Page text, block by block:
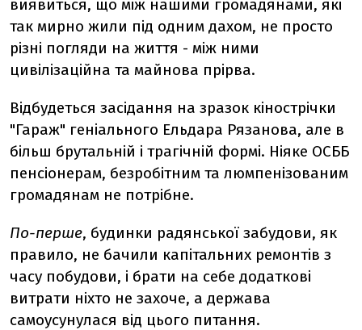
виявиться, що між нашими громадянами, які
так мирно жили під одним дахом, не просто
різні погляди на життя - між ними
цивілізаційна та майнова прірва.
Відбудеться засідання на зразок кінострічки
"Гараж" геніального Ельдара Рязанова, але в
більш брутальній і трагічній формі. Ніяке ОСББ
пенсіонерам, безробітним та люмпенізованим
громадянам не потрібне.
По-перше, будинки радянської забудови, як
правило, не бачили капітальних ремонтів з
часу побудови, і брати на себе додаткові
витрати ніхто не захоче, а держава
самоусунулася від цього питання.